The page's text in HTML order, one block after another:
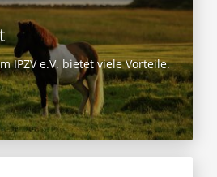
IPZV e.V. bietet viele Vorteile.